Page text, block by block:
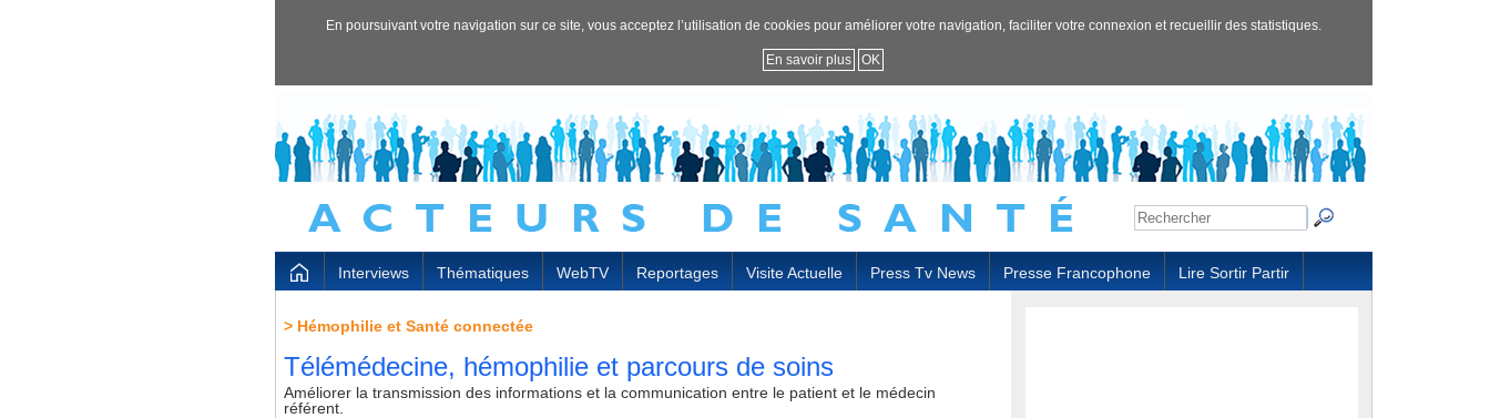
En poursuivant votre navigation sur ce site, vous acceptez l’utilisation de cookies pour améliorer votre navigation, faciliter votre connexion et recueillir des statistiques.
En savoir plus OK
Interviews Thématiques WebTV Reportages Visite Actuelle Press Tv News Presse Francophone Lire Sortir Partir
>Hémophilie et Santé connectée
Télémédecine, hémophilie et parcours de soins
Améliorer la transmission des informations et la communication entre le patient et le médecin
référent.